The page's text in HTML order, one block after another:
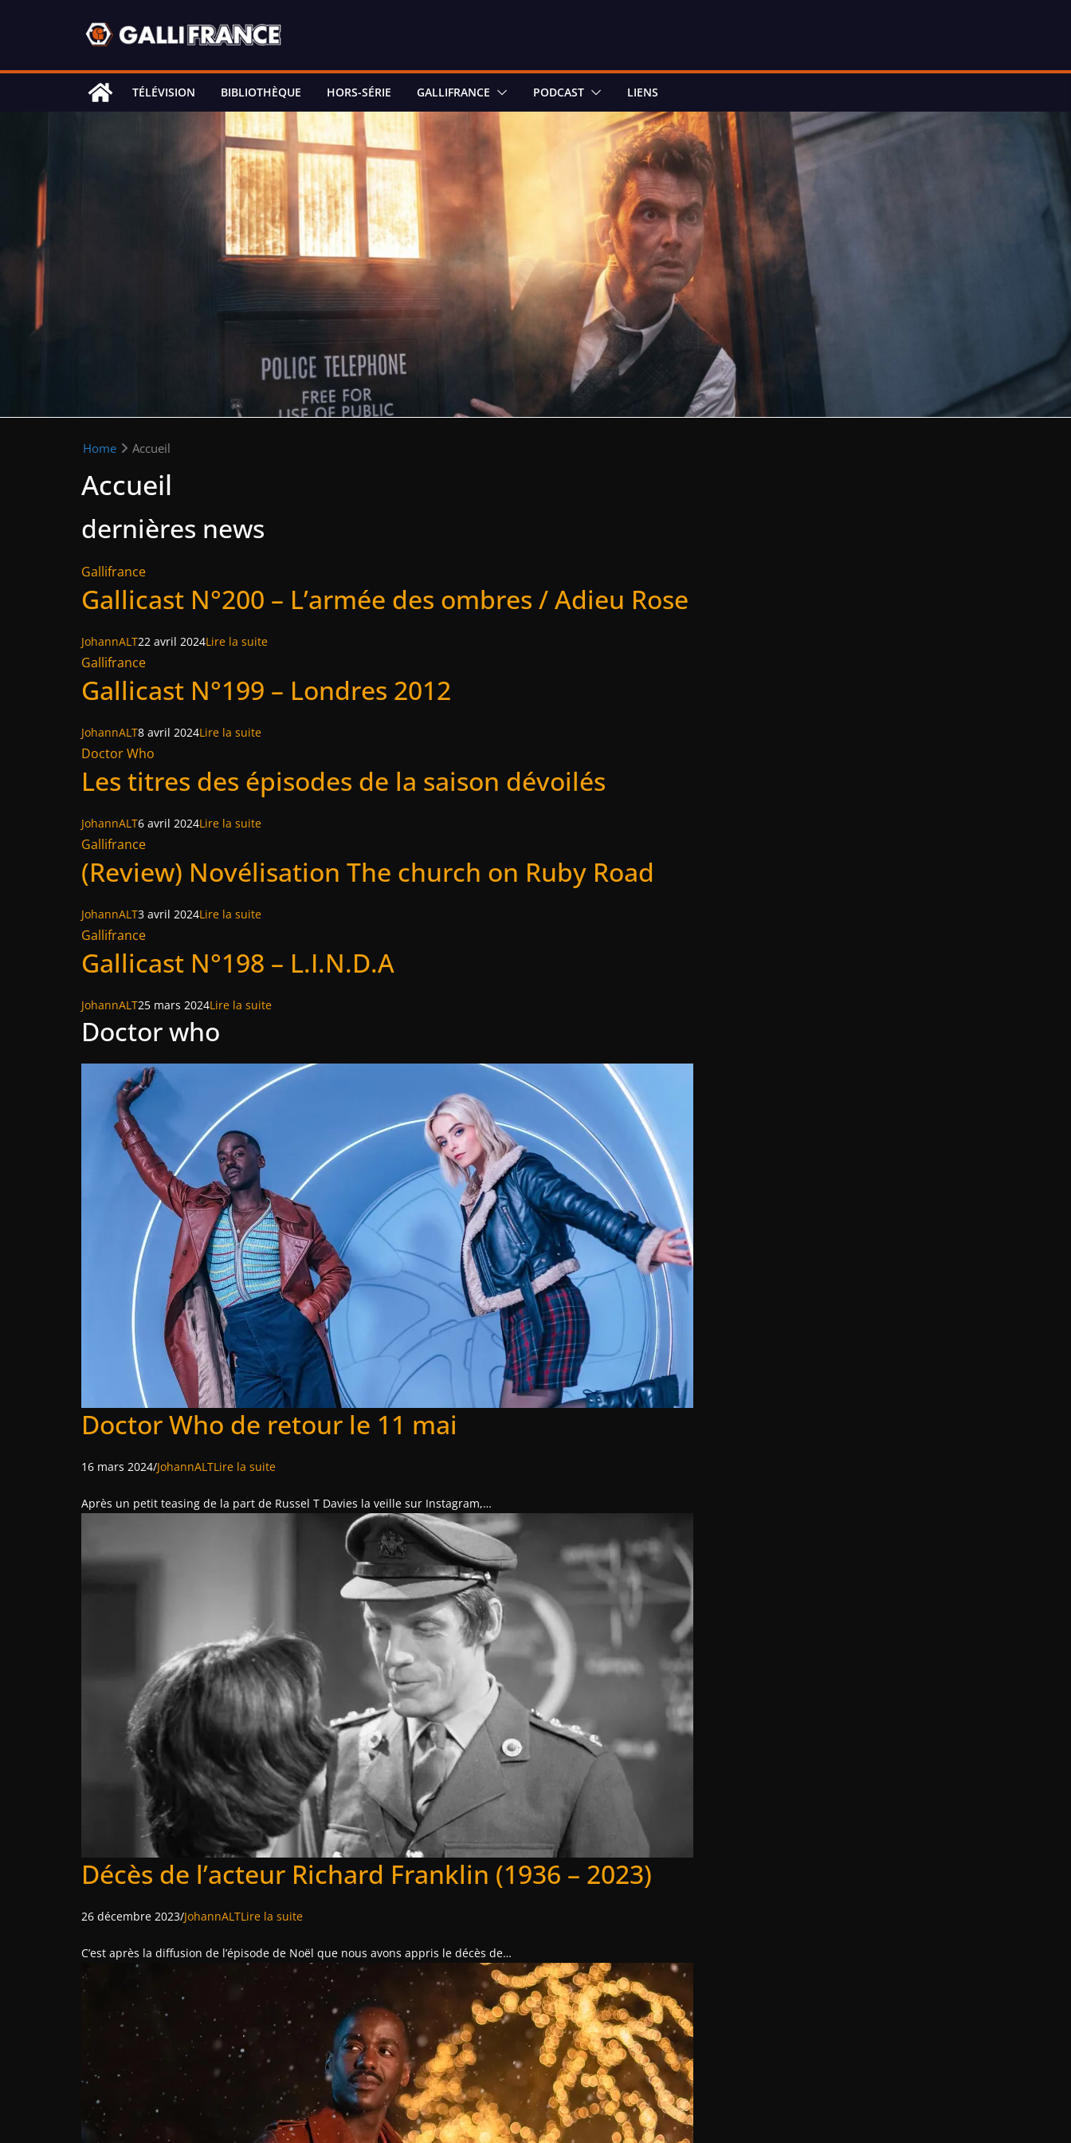
TÉLÉVISION BIBLIOTHÈQUE HORS-SÉRIE GALLIFRANCE PODCAST LIENS
Home Accueil
Accueil
dernières news
Gallifrance
Gallicast N°200 – L’armée des ombres / Adieu Rose
JohannALT22 avril 2024Lire la suite
Gallifrance
Gallicast N°199 – Londres 2012
JohannALT8 avril 2024Lire la suite
Doctor Who
Les titres des épisodes de la saison dévoilés
JohannALT6 avril 2024Lire la suite
Gallifrance
(Review) Novélisation The church on Ruby Road
JohannALT3 avril 2024Lire la suite
Gallifrance
Gallicast N°198 – L.I.N.D.A
JohannALT25 mars 2024Lire la suite
Doctor who
Doctor Who de retour le 11 mai
16 mars 2024/JohannALTLire la suite
Après un petit teasing de la part de Russel T Davies la veille sur Instagram,…
Décès de l’acteur Richard Franklin (1936 – 2023)
26 décembre 2023/JohannALTLire la suite
C’est après la diffusion de l’épisode de Noël que nous avons appris le décès de…